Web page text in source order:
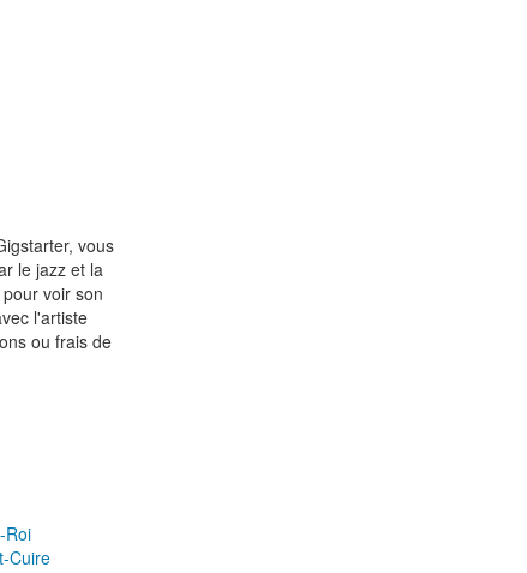
vous
le jazz et la
voir son
l'artiste
ou frais de
Roi
Cuire